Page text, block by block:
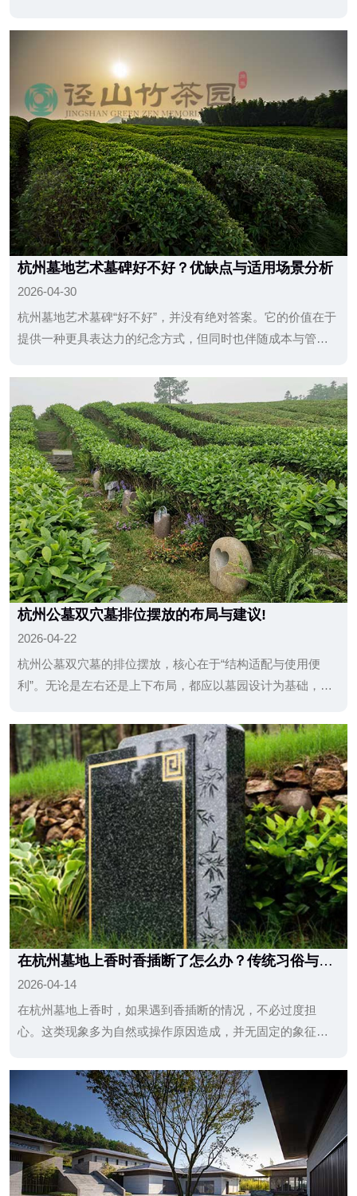
操作，一般都可以顺利完成续费，确保墓位得到长
杭州墓地艺术墓碑好不好？优缺点与适用场景分析
2026-04-30
杭州墓地艺术墓碑“好不好”，并没有绝对答案。它的价值在于
提供一种更具表达力的纪念方式，但同时也伴随成本与管理
规定与自身需求的基础上，选择合适的形式，
杭州公墓双穴墓排位摆放的布局与建议!
2026-04-22
杭州公墓双穴墓的排位摆放，核心在于“结构适配与使用便
利”。无论是左右还是上下布局，都应以墓园设计为基础，在
定、易于管理的摆放方式更为实际。
在杭州墓地上香时香插断了怎么办？传统习俗与应
对方法
2026-04-14
在杭州墓地上香时，如果遇到香插断的情况，不必过度担
心。这类现象多为自然或操作原因造成，并无固定的象征意
节，不如将重心放在表达敬意与情感上，这才是祭扫活